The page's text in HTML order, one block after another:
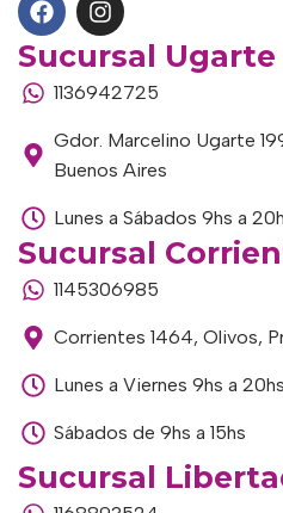
Sucursal Ugarte
1136942725
Gdor. Marcelino Ugarte
Buenos Aires
Lunes a Sábados 9hs a
Sucursal
1145306985
Corrientes 1464, Olivos,
Lunes a Viernes 9hs a 20hs
Sábados de 9hs a 15hs
Sucursal